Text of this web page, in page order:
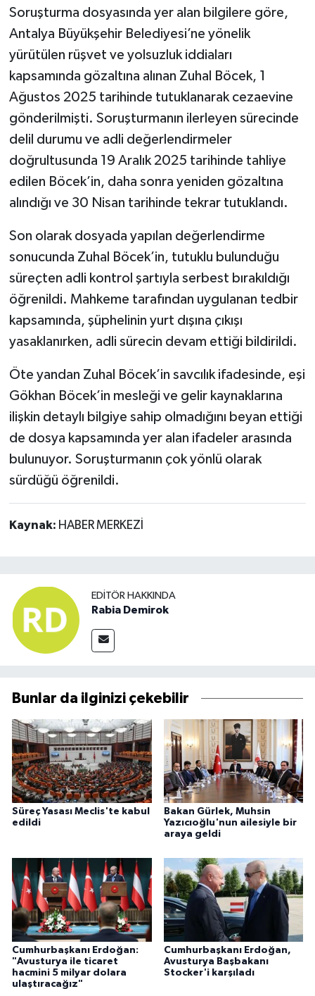
Soruşturma dosyasında yer alan bilgilere göre,
Antalya Büyükşehir Belediyesi’ne yönelik
yürütülen rüşvet ve yolsuzluk iddiaları
kapsamında gözaltına alınan Zuhal Böcek, 1
Ağustos 2025 tarihinde tutuklanarak cezaevine
gönderilmişti. Soruşturmanın ilerleyen sürecinde
delil durumu ve adli değerlendirmeler
doğrultusunda 19 Aralık 2025 tarihinde tahliye
edilen Böcek’in, daha sonra yeniden gözaltına
alındığı ve 30 Nisan tarihinde tekrar tutuklandı.
Son olarak dosyada yapılan değerlendirme
sonucunda Zuhal Böcek’in, tutuklu bulunduğu
süreçten adli kontrol şartıyla serbest bırakıldığı
öğrenildi. Mahkeme tarafından uygulanan tedbir
kapsamında, şüphelinin yurt dışına çıkışı
yasaklanırken, adli sürecin devam ettiği bildirildi.
Öte yandan Zuhal Böcek’in savcılık ifadesinde, eşi
Gökhan Böcek’in mesleği ve gelir kaynaklarına
ilişkin detaylı bilgiye sahip olmadığını beyan ettiği
de dosya kapsamında yer alan ifadeler arasında
bulunuyor. Soruşturmanın çok yönlü olarak
sürdüğü öğrenildi.
Kaynak: HABER MERKEZİ
EDITÖR HAKKINDA
Rabia Demirok
Bunlar da ilginizi çekebilir
Süreç Yasası Meclis'te kabul
edildi
Bakan Gürlek, Muhsin
Yazıcıoğlu'nun ailesiyle bir
araya geldi
Cumhurbaşkanı Erdoğan:
"Avusturya ile ticaret
hacmini 5 milyar dolara
ulaştıracağız"
Cumhurbaşkanı Erdoğan,
Avusturya Başbakanı
Stocker'i karşıladı